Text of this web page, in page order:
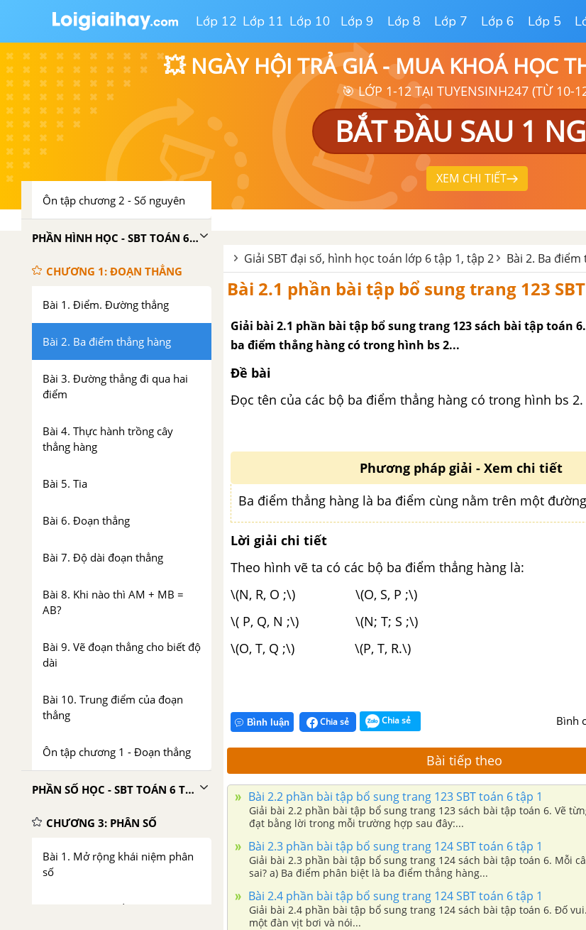
Lớp 12 Lớp 11 Lớp 10 Lớp 9 Lớp 8 Lớp 7 Lớp 6 Lớp 5
💥 NGÀY HỘI TRẢ GIÁ - MUA KHOÁ HỌC
🎯 LỚP 1-12 TẠI TUYENSINH247 (TỪ 10-
BẮT ĐẦU SAU 1
XEM CHI TIẾT
khác dấu
Bài 11. Nhân hai số nguyên
cùng dấu
Bài 12. Tính chất của phép nhân
Bài 13. Bội và ước của một số
Ôn tập chương 2 - Số nguyên
PHẦN HÌNH HỌC - SBT TOÁN 6 TẬP 1
CHƯƠNG 1: ĐOẠN THẲNG
Bài 1. Điểm. Đường thẳng
Bài 2. Ba điểm thẳng hàng
Bài 3. Đường thẳng đi qua hai
điểm
Bài 4. Thực hành trồng cây
thẳng hàng
Bài 5. Tia
Bài 6. Đoạn thẳng
Bài 7. Độ dài đoạn thẳng
Bài 8. Khi nào thì AM + MB =
AB?
Bài 9. Vẽ đoạn thẳng cho biết độ
dài
Bài 10. Trung điểm của đoạn
thẳng
Ôn tập chương 1 - Đoạn thẳng
PHẦN SỐ HỌC - SBT TOÁN 6 TẬP 2
CHƯƠNG 3: PHÂN SỐ
Bài 1. Mở rộng khái niệm phân
số
Bài 2. Phân số bằng nhau
Giải SBT đại số, hình học toán lớp 6 tập 1, tập 2 Bài 2. Ba
Bài 2.1 phần bài tập bổ sung trang 123
Giải bài 2.1 phần bài tập bổ sung trang 123 sách bài tập toán
ba điểm thẳng hàng có trong hình bs 2...
Đề bài
Đọc tên của các bộ ba điểm thẳng hàng có trong hình bs 2.
Phương pháp giải - Xem chi tiết
Ba điểm thẳng hàng là ba điểm cùng nằm trên một
Lời giải chi tiết
Theo hình vẽ ta có các bộ ba điểm thẳng hàng là:
\(N, R, O ;\) \(O, S, P ;\)
\( P, Q, N ;\) \(N; T; S ;\)
\(O, T, Q ;\) \(P, T, R.\)
Bình luận Chia sẻ Chia sẻ Bình
Bài tiếp theo
Bài 2.2 phần bài tập bổ sung trang 123 SBT toán 6 tập 1
Giải bài 2.2 phần bài tập bổ sung trang 123 sách bài tập toán 6. Vẽ
đạt bằng lời trong mỗi trường hợp sau đây:...
Bài 2.3 phần bài tập bổ sung trang 124 SBT toán 6 tập 1
Giải bài 2.3 phần bài tập bổ sung trang 124 sách bài tập toán 6. Mỗi
sai? a) Ba điểm phân biệt là ba điểm thẳng hàng...
Bài 2.4 phần bài tập bổ sung trang 124 SBT toán 6 tập 1
Giải bài 2.4 phần bài tập bổ sung trang 124 sách bài tập toán 6. Đố
một đàn vịt bơi và nói...